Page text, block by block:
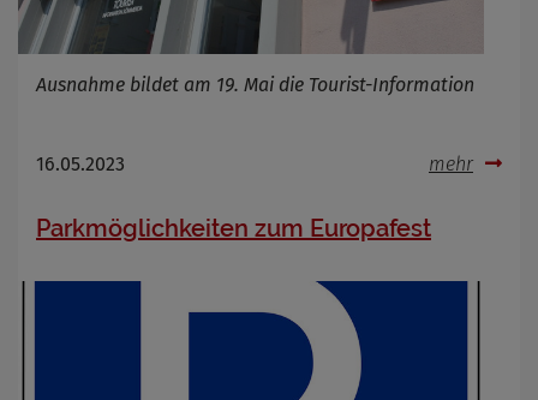
Ausnahme bildet am 19. Mai die Tourist-Information
16.05.2023 mehr
Parkmöglichkeiten zum Europafest